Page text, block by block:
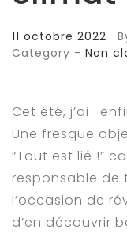
BLOG
FAQ
11 octobre 2022
Category - Non
Cet été, j’ai -
Une fresque
“Tout est lié !”
responsable de
l’occasion de
d’en découvrir